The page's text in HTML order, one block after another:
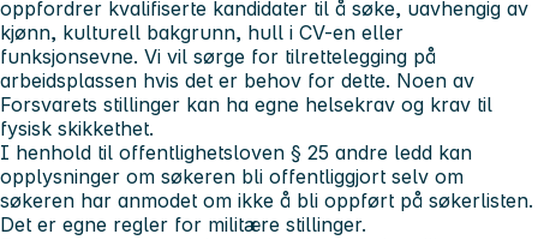
oppfordrer kvalifiserte kandidater til å søke, uavhengig av
kjønn, kulturell bakgrunn, hull i CV-en eller
funksjonsevne. Vi vil sørge for tilrettelegging på
arbeidsplassen hvis det er behov for dette. Noen av
Forsvarets stillinger kan ha egne helsekrav og krav til
fysisk skikkethet.
I henhold til offentlighetsloven § 25 andre ledd kan
opplysninger om søkeren bli offentliggjort selv om
søkeren har anmodet om ikke å bli oppført på søkerlisten.
Det er egne regler for militære stillinger.